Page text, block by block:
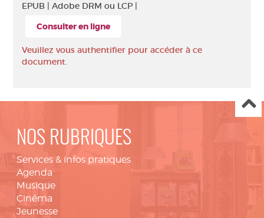
EPUB | Adobe DRM ou LCP |
Consulter en ligne
Veuillez vous authentifier pour accéder à ce
document.
NOS RUBRIQUES
Services & infos pratiques
Agenda
Musique
Cinéma
Jeunesse